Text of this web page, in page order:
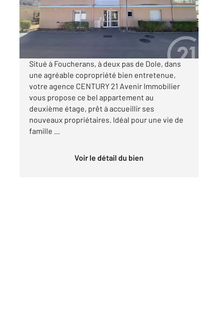
Appartement F4 à vendre
155 000 €
Situé à Foucherans, à deux pas de Dole, dans
une agréable copropriété bien entretenue,
votre agence CENTURY 21 Avenir Immobilier
vous propose ce bel appartement au
deuxième étage, prêt à accueillir ses
nouveaux propriétaires. Idéal pour une vie de
famille ...
Voir le détail du bien